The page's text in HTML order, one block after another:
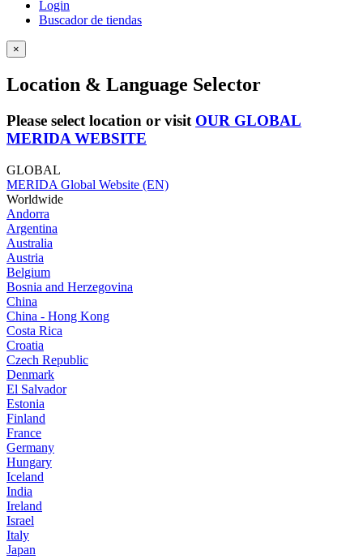
Login
Buscador de tiendas
×
Location & Language Selector
Please select location or visit OUR GLOBAL
MERIDA WEBSITE
GLOBAL
MERIDA Global Website (EN)
Worldwide
Andorra
Argentina
Australia
Austria
Belgium
Bosnia and Herzegovina
China
China - Hong Kong
Costa Rica
Croatia
Czech Republic
Denmark
El Salvador
Estonia
Finland
France
Germany
Hungary
Iceland
India
Ireland
Israel
Italy
Japan